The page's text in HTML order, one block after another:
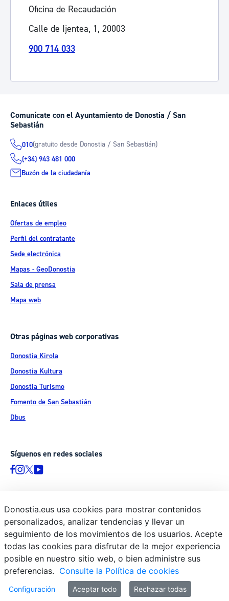
Oficina de Recaudación
Calle de Ijentea, 1, 20003
900 714 033
Comunícate con el Ayuntamiento de Donostia / San
Sebastián
010(gratuito desde Donostia / San Sebastián)
(+34) 943 481 000
Buzón de la ciudadanía
Enlaces útiles
Ofertas de empleo
Perfil del contratante
Sede electrónica
Mapas - GeoDonostia
Sala de prensa
Mapa web
Otras páginas web corporativas
Donostia Kirola
Donostia Kultura
Donostia Turismo
Fomento de San Sebastián
Dbus
Síguenos en redes sociales
© Donostiako Udala - Ayuntamiento de Donostia / San Sebastián
Ijentea 1, 20003 Donostia / San Sebastián
Aviso legal
Política de privacidad
Política de cookies
Declaración de accesibilidad
Donostia.eus usa cookies para mostrar contenidos
personalizados, analizar tendencias y llevar un
seguimiento de los movimientos de los usuarios. Acepte
todas las cookies para disfrutar de la mejor experiencia
posible en nuestro sitio web, o bien administre sus
preferencias. Consulte la Política de cookies
Configuración Aceptar todo Rechazar todas